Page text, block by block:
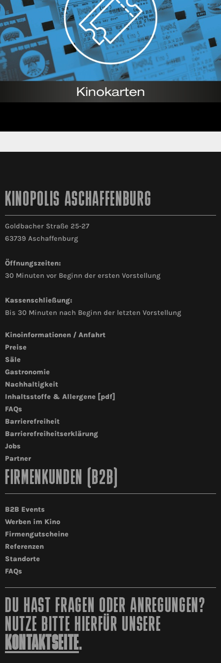
KINOPOLIS ASCHAFFENBURG
Goldbacher Straße 25-27
63739 Aschaffenburg
Öffnungszeiten:
30 Minuten vor Beginn der ersten Vorstellung
Kassenschließung:
Bis 30 Minuten nach Beginn der letzten Vorstellung
Kinoinformationen / Anfahrt
Preise
Säle
Gastronomie
Nachhaltigkeit
Inhaltsstoffe & Allergene [pdf]
FAQs
Barrierefreiheit
Barrierefreiheitserklärung
Jobs
Partner
FIRMENKUNDEN (B2B)
B2B Events
Werben im Kino
Firmengutscheine
Referenzen
Standorte
FAQs
DU HAST FRAGEN ODER ANREGUNGEN?
NUTZE BITTE HIERFÜR UNSERE
KONTAKTSEITE.